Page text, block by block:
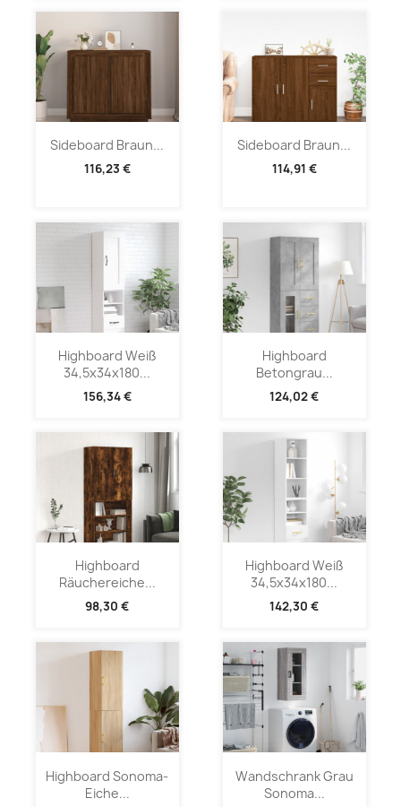
Sideboard Braun...
116,23 €
Sideboard Braun...
114,91 €
Highboard Weiß
34,5x34x180...
156,34 €
Highboard
Betongrau...
124,02 €
Highboard
Räuchereiche...
98,30 €
Highboard Weiß
34,5x34x180...
142,30 €
Highboard Sonoma-
Eiche...
Wandschrank Grau
Sonoma...